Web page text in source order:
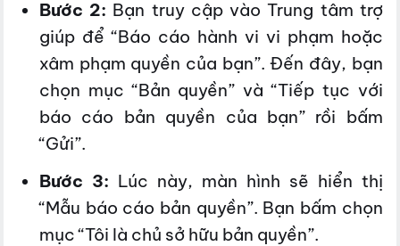
Bước 2: Bạn truy cập vào Trung tâm trợ
giúp để “Báo cáo hành vi vi phạm hoặc
xâm phạm quyền của bạn”. Đến đây, bạn
chọn mục “Bản quyền” và “Tiếp tục với
báo cáo bản quyền của bạn” rồi bấm
“Gửi”.
Bước 3: Lúc này, màn hình sẽ hiển thị
“Mẫu báo cáo bản quyền”. Bạn bấm chọn
mục “Tôi là chủ sở hữu bản quyền”.